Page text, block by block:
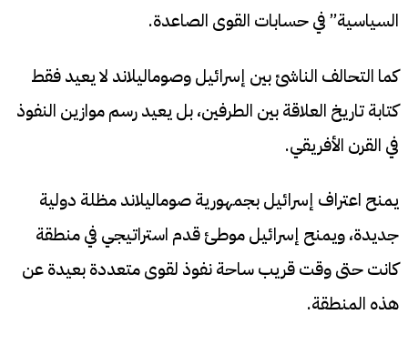
السياسية” في حسابات القوى الصاعدة.
كما التحالف الناشئ بين إسرائيل وصوماليلاند لا يعيد فقط
كتابة تاريخ العلاقة بين الطرفين، بل يعيد رسم موازين النفوذ
في القرن الأفريقي.
يمنح اعتراف إسرائيل بجمهورية صوماليلاند مظلة دولية
جديدة، ويمنح إسرائيل موطئ قدم استراتيجي في منطقة
كانت حتى وقت قريب ساحة نفوذ لقوى متعددة بعيدة عن
هذه المنطقة.